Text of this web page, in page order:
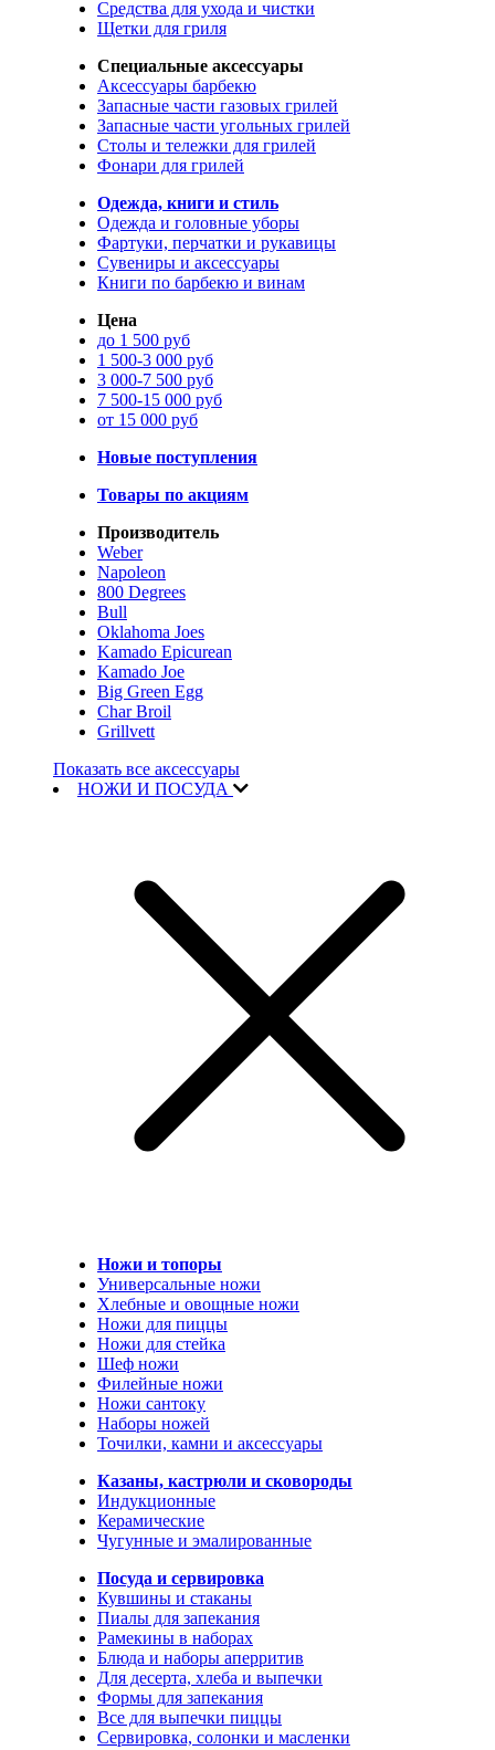
Средства для ухода и чистки
Щетки для гриля
Специальные аксессуары
Аксессуары барбекю
Запасные части газовых грилей
Запасные части угольных грилей
Столы и тележки для грилей
Фонари для грилей
Одежда, книги и стиль
Одежда и головные уборы
Фартуки, перчатки и рукавицы
Сувениры и аксессуары
Книги по барбекю и винам
Цена
до 1 500 руб
1 500-3 000 руб
3 000-7 500 руб
7 500-15 000 руб
от 15 000 руб
Новые поступления
Товары по акциям
Производитель
Weber
Napoleon
800 Degrees
Bull
Oklahoma Joes
Kamado Epicurean
Kamado Joe
Big Green Egg
Char Broil
Grillvett
Показать все аксессуары
НОЖИ И ПОСУДА
Ножи и топоры
Универсальные ножи
Хлебные и овощные ножи
Ножи для пиццы
Ножи для стейка
Шеф ножи
Филейные ножи
Ножи сантоку
Наборы ножей
Точилки, камни и аксессуары
Казаны, кастрюли и сковороды
Индукционные
Керамические
Чугунные и эмалированные
Посуда и сервировка
Кувшины и стаканы
Пиалы для запекания
Рамекины в наборах
Блюда и наборы аперритив
Для десерта, хлеба и выпечки
Формы для запекания
Все для выпечки пиццы
Сервировка, солонки и масленки